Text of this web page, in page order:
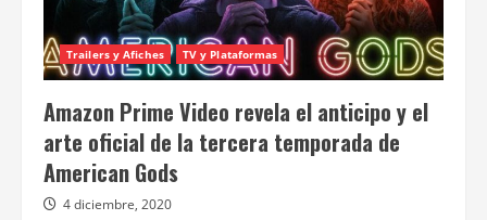
Trailers y Afiches TV y Plataformas
Amazon Prime Video revela el anticipo y el
arte oficial de la tercera temporada de
American Gods
4 diciembre, 2020